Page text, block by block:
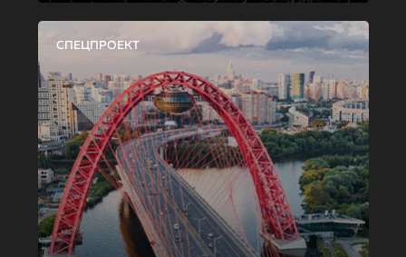
СПЕЦПРОЕКТ